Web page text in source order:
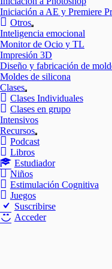
Iniciación a AE y Premiere
Otros
Mostrar
el
submenú
Inteligencia emocional
Monitor de Ocio y TL
Impresión 3D
Diseño y fabricación de
Moldes de silicona
Clases
Mostrar
el
submenú
Clases Individuales
Clases en grupo
Intensivos
Recursos
Mostrar
el
Podcast
Libros
Estudiador
Niños
Estimulación Cognitiva
Juegos
Suscribirse
Acceder